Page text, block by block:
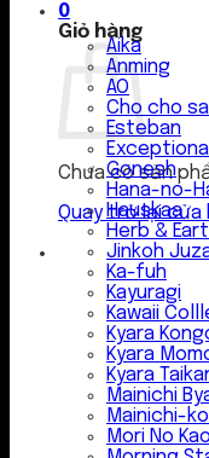
0
Giỏ hàng
Chưa có sản
Quay trở lại cửa
Aika
Anming
AO
Cho cho
Esteban
Gonesh
Hana-no-
Hauskaa
Herb &
Jinkoh
Ka-fuh
Kayuragi
Kawaii
Kyara
Kyara
Kyara
Mainichi
Mainichi-
Mori No